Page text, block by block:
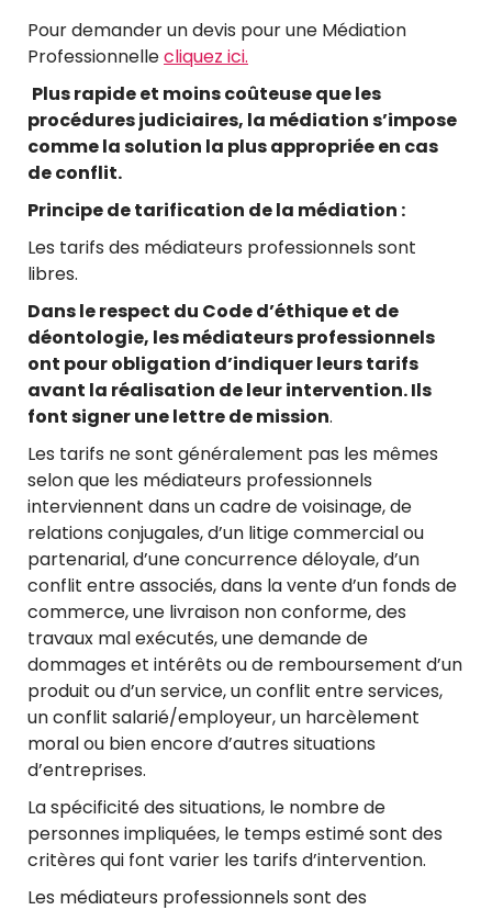
Pour demander un devis pour une Médiation
Professionnellecliquez ici.
Plus rapide et moins coûteuse que les
procédures judiciaires, la médiation s’impose
comme la solution la plus appropriée en cas
de conflit.
Principe de tarification de la médiation :
Les tarifs des médiateurs professionnels sont
libres.
Dans le respect du Code d’éthique et de
déontologie, les médiateurs professionnels
ont pour obligation d’indiquer leurs tarifs
avant la réalisation de leur intervention. Ils
font signer une lettre de mission.
Les tarifs ne sont généralement pas les mêmes
selon que les médiateurs professionnels
interviennent dans un cadre de voisinage, de
relations conjugales, d’un litige commercial ou
partenarial, d’une concurrence déloyale, d’un
conflit entre associés, dans la vente d’un fonds de
commerce, une livraison non conforme, des
travaux mal exécutés, une demande de
dommages et intérêts ou de remboursement d’un
produit ou d’un service, un conflit entre services,
un conflit salarié/employeur, un harcèlement
moral ou bien encore d’autres situations
d’entreprises.
La spécificité des situations, le nombre de
personnes impliquées, le temps estimé sont des
critères qui font varier les tarifs d’intervention.
Les médiateurs professionnels sont des